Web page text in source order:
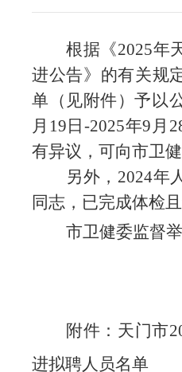
根据《2025年
进公告》的有关规
单（见附件）予以
月19日-2025年9月
有异议，可向市卫
另外， 2024年
同志，已完成体检
市卫健委监督
附件：天门市
进拟聘人员名单